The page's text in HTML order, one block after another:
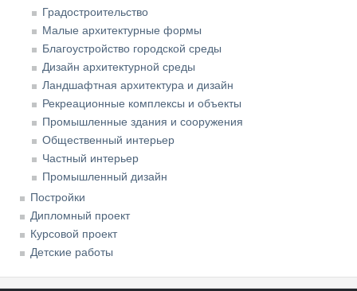
Градостроительство
Малые архитектурные формы
Благоустройство городской среды
Дизайн архитектурной среды
Ландшафтная архитектура и дизайн
Рекреационные комплексы и объекты
Промышленные здания и сооружения
Общественный интерьер
Частный интерьер
Промышленный дизайн
Постройки
Дипломный проект
Курсовой проект
Детские работы